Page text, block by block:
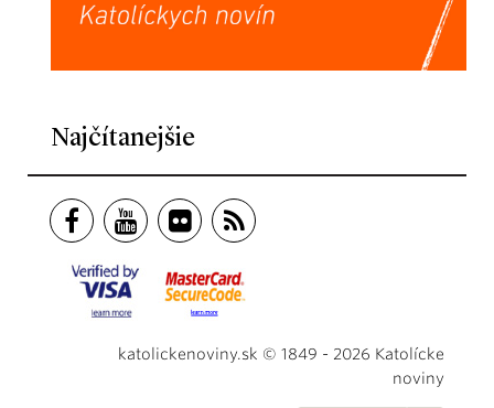
Najčítanejšie
katolickenoviny.sk © 1849 - 2026 Katolícke
noviny